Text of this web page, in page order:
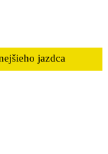
jazdca